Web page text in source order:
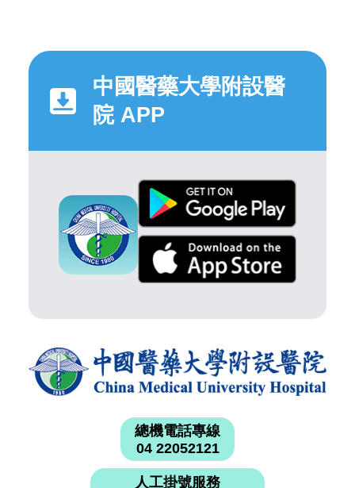
中國醫藥大學附設醫
院 APP
總機電話專線
04 22052121
人工掛號服務